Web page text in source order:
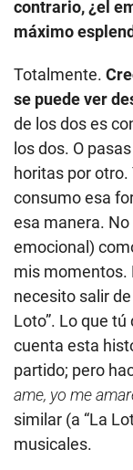
contrario, ¿el
máximo
Totalmente.
se puede ver
de los dos es
los dos. O
horitas por otro.
consumo esa
esa manera.
emocional)
mis momentos.
necesito salir
Loto”. Lo que tú
cuenta esta
partido; pero
ame, yo me
similar (a “La
musicales.